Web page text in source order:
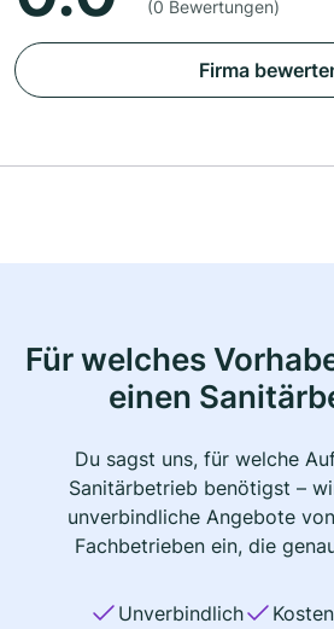
(0 Bewertungen)
Firma
Für welches
einen
Du sagst uns, für welche
Sanitärbetrieb benötigst –
unverbindliche Angebote
Fachbetrieben ein, die
Unverbindlich